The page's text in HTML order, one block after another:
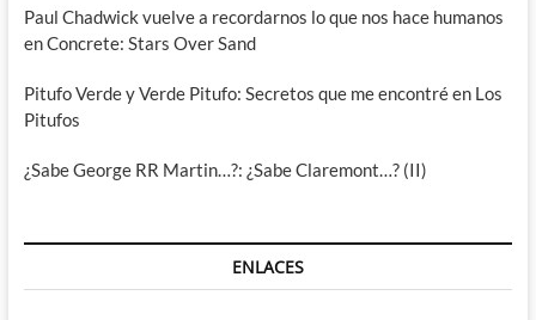
Paul Chadwick vuelve a recordarnos lo que nos hace humanos
en Concrete: Stars Over Sand
Pitufo Verde y Verde Pitufo: Secretos que me encontré en Los
Pitufos
¿Sabe George RR Martin…?: ¿Sabe Claremont…? (II)
ENLACES